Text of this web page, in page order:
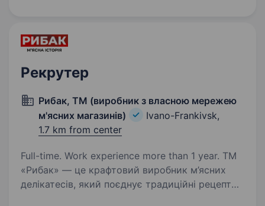
Рекрутер
Рибак, ТМ (виробник з власною мережею
м'ясних магазинів)
Ivano-Frankivsk,
1.7 km from center
Full-time. Work experience more than 1 year. ТМ
«Рибак» — це крафтовий виробник м’ясних
делікатесів, який поєднує традиційні рецепти